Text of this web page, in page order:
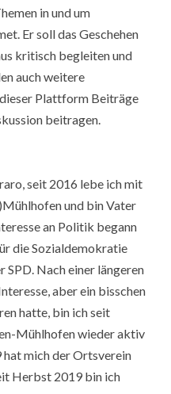
in und um
Er soll das Geschehen
kritisch begleiten und
auch weitere
Plattform Beiträge
beitragen.
seit 2016 lebe ich mit
und bin Vater
an Politik begann
die Sozialdemokratie
Nach einer längeren
aber ein bisschen
hatte, bin ich seit
Mühlhofen wieder aktiv
mich der Ortsverein
Herbst 2019 bin ich